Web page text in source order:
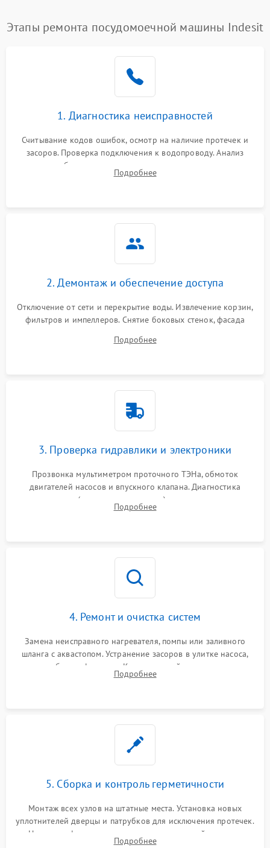
воды
1800 ₽ Подробнее →
Проблемы с
Этапы ремонта посудомоечной машины Indesit
1. Диагностика неисправностей
Считывание кодов ошибок, осмотр на наличие протечек и
засоров. Проверка подключения к водопроводу. Анализ
жалоб на отсутствие слива, нагрева, вращения
разбрызгивателей или срабатывание системы защиты
Подробнее
2. Демонтаж и обеспечение доступа
Отключение от сети и перекрытие воды. Извлечение корзин,
фильтров и импеллеров. Снятие боковых стенок, фасада
циркуляционному насосу, ТЭНу и сливной помпе.
Подробнее
3. Проверка гидравлики и электроники
Прозвонка мультиметром проточного ТЭНа, обмоток
двигателей насосов и впускного клапана. Диагностика
прессостата (датчика уровня воды), датчика мутности,
концевика дверцы и электронного модуля управления.
Подробнее
4. Ремонт и очистка систем
Замена неисправного нагревателя, помпы или заливного
шланга с аквастопом. Устранение засоров в улитке насоса,
патрубках и фильтрах. Компонентный ремонт платы
управления, восстановление поврежденной проводки.
Подробнее
5. Сборка и контроль герметичности
Монтаж всех узлов на штатные места. Установка новых
уплотнителей дверцы и патрубков для исключения протечек.
Надежная фиксация хомутов гидравлической системы,
Подробнее